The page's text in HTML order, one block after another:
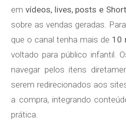
emvídeos, lives, posts e
sobre as vendas geradas.
que o canal tenha mais de 10
voltado para público infantil.
navegar pelos itens
serem redirecionados aos
a compra, integrando
prática.